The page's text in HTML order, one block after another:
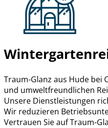
Traum-Glanz aus Hude
und umweltfreundlichen
Unsere Dienstleistungen
Wir reduzieren
Vertrauen Sie auf Traum-